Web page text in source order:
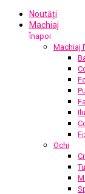
Noutăți
Machiaj
Înapoi
Machiaj
Ochi